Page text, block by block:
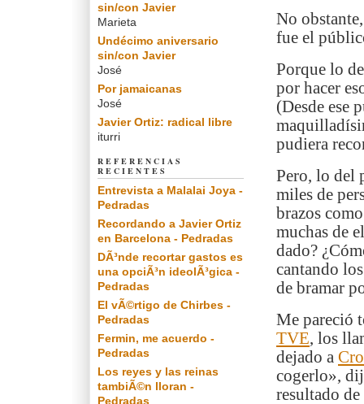
No
fue el
Porque lo
por hacer
(Desde ese
pudiera
Pero, lo del
miles de
brazos
muchas de
dado?
cantando
de bramar
Me pareció
TVE, los
dejado a
cogerlo»,
resultado
sin/con Javier
Marieta
Undécimo aniversario
sin/con Javier
José
Por jamaicanas
José
Javier Ortiz: radical libre
iturri
REFERENCIAS
RECIENTES
Entrevista a Malalai Joya -
Pedradas
Recordando a Javier Ortiz
en Barcelona - Pedradas
DÃ³nde recortar gastos es
una opciÃ³n ideolÃ³gica -
Pedradas
El vÃ©rtigo de Chirbes -
Pedradas
Fermin, me acuerdo -
Pedradas
Los reyes y las reinas
tambiÃ©n lloran -
Pedradas